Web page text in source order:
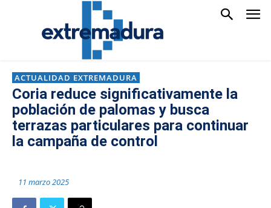
ACTUALIDAD EXTREMADURA
Coria reduce significativamente la
población de palomas y busca
terrazas particulares para continuar
la campaña de control
11 marzo 2025